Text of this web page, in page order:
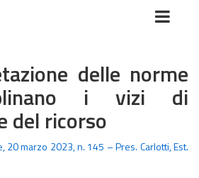
delle norme
i vizi di
del ricorso
20 marzo 2023, n. 145 – Pres. Carlotti, Est.